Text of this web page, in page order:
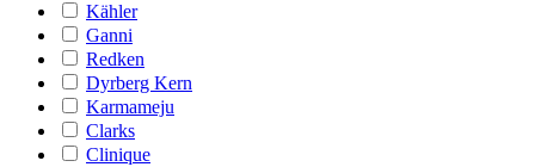
Kähler
Ganni
Redken
Dyrberg Kern
Karmameju
Clarks
Clinique